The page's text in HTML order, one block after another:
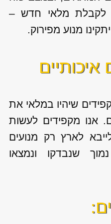
לקבלת מלאי חדש –
מנוע מפירוק.
שיהיו במלאי את
אנו מקפידים לעשות
לארץ רק מנועים
שנבדקו ונמצאו